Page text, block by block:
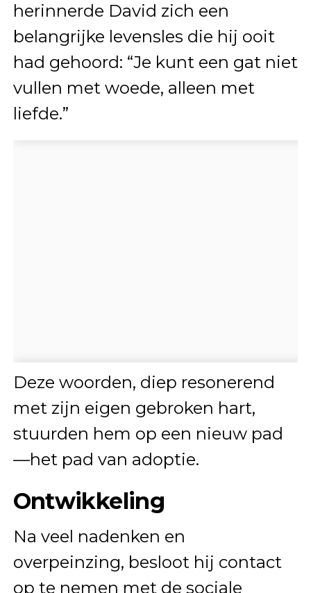
herinnerde David zich een
belangrijke levensles die hij ooit
had gehoord: “Je kunt een gat niet
vullen met woede, alleen met
liefde.”
Deze woorden, diep resonerend
met zijn eigen gebroken hart,
stuurden hem op een nieuw pad
—het pad van adoptie.
Ontwikkeling
Na veel nadenken en
overpeinzing, besloot hij contact
op te nemen met de sociale